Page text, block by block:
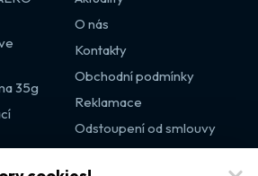
35g
O nás
Kontakty
Obchodní podmínky
Reklamace
Odstoupení od smlouvy
Výprodej